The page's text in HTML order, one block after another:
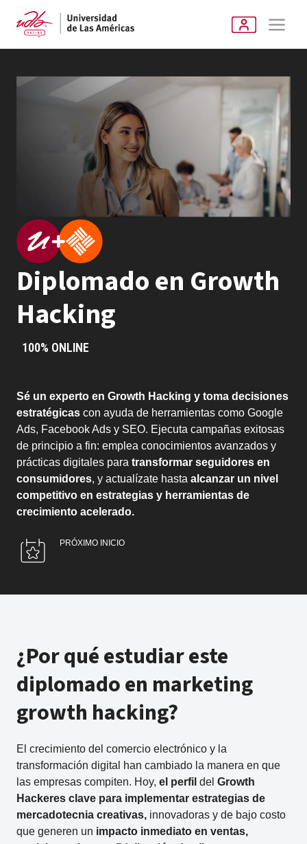
Diplomado en Growth
Hacking
100% ONLINE
Sé un experto en Growth Hacking y toma decisiones
estratégicas con ayuda de herramientas como Google
Ads, Facebook Ads y SEO. Ejecuta campañas exitosas
de principio a fin: emplea conocimientos avanzados y
prácticas digitales para transformar seguidores en
consumidores, y actualízate hasta alcanzar un nivel
competitivo en estrategias y herramientas de
crecimiento acelerado.
PRÓXIMO INICIO
¿Por qué estudiar este
diplomado en marketing
growth hacking?
El crecimiento del comercio electrónico y la
transformación digital han cambiado la manera en que
las empresas compiten. Hoy, el perfil del Growth
Hackeres clave para implementar estrategias de
mercadotecnia creativas, innovadoras y de bajo costo
que generen un impacto inmediato en ventas,